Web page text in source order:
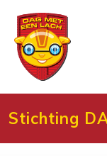
Stichting